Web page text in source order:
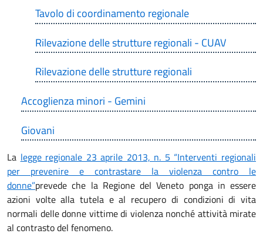
Tavolo di coordinamento regionale
Rilevazione delle strutture regionali - CUAV
Rilevazione delle strutture regionali
Accoglienza minori - Gemini
Giovani
La legge regionale 23 aprile 2013, n. 5 “Interventi regionali
per prevenire e contrastare la violenza contro le
donne”prevede che la Regione del Veneto ponga in essere
azioni volte alla tutela e al recupero di condizioni di vita
normali delle donne vittime di violenza nonché attività mirate
al contrasto del fenomeno.